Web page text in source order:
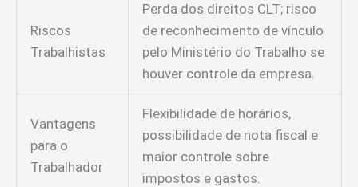
Riscos
Trabalhistas
Perda dos direitos CLT; risco
de reconhecimento de vínculo
pelo Ministério do Trabalho se
houver controle da empresa.
Vantagens
para o
Trabalhador
Flexibilidade de horários,
possibilidade de nota fiscal e
maior controle sobre
impostos e gastos.